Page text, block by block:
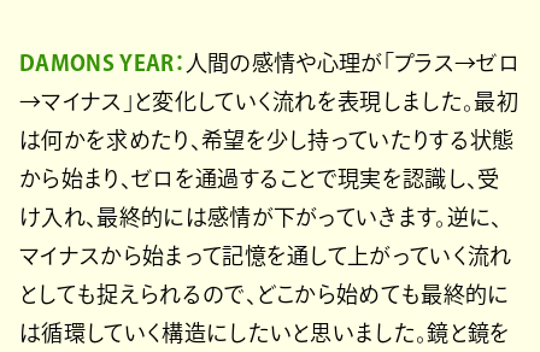
DAMONS YEAR： 人間の感情や心理が「プラス→ゼロ
→マイナス」と変化していく流れを表現しました。最初
は何かを求めたり、希望を少し持っていたりする状態
から始まり、ゼロを通過することで現実を認識し、受
け入れ、最終的には感情が下がっていきます。逆に、
マイナスから始まって記憶を通して上がっていく流れ
としても捉えられるので、どこから始めても最終的に
は循環していく構造にしたいと思いました。鏡と鏡を